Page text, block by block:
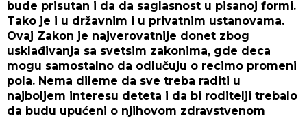
bude prisutan i da da saglasnost u pisanoj formi.
Tako je i u državnim i u privatnim ustanovama.
Ovaj Zakon je najverovatnije donet zbog
usklađivanja sa svetsim zakonima, gde deca
mogu samostalno da odlučuju o recimo promeni
pola. Nema dileme da sve treba raditi u
najboljem interesu deteta i da bi roditelji trebalo
da budu upućeni o njihovom zdravstvenom